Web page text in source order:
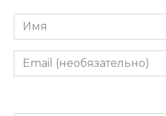
Имя
Email
(необязательно)